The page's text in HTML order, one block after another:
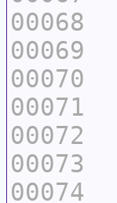
00068
00069
00070
00071
00072
00073
00074